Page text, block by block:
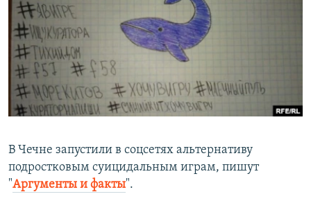
СИБИРЬ.РЕАЛИИ
РАСПИСАНИЕ ВЕЩАНИЯ
ПОДПИШИТЕСЬ НА РАССЫЛКУ
СОЦИАЛЬНЫЕ СЕТИ
Все сайты РСЕ/РС
В Чечне запустили в соцсетях альтернативу
подростковым суицидальным играм, пишут
"Аргументы и факты".